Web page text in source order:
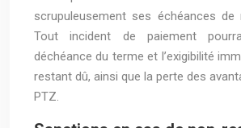
scrupuleusement ses échéances de
Tout incident de paiement
déchéance du terme et l’exigibilité
restant dû, ainsi que la perte des
PTZ.